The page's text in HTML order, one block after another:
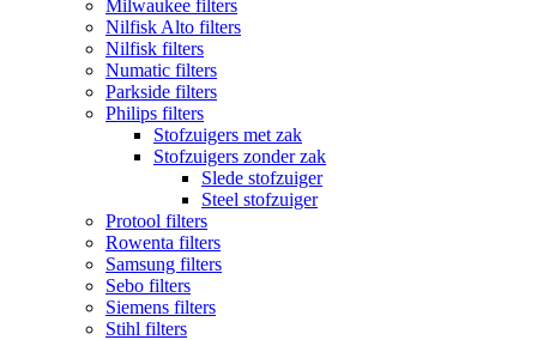
Milwaukee filters
Nilfisk Alto filters
Nilfisk filters
Numatic filters
Parkside filters
Philips filters
Stofzuigers met zak
Stofzuigers zonder zak
Slede stofzuiger
Steel stofzuiger
Protool filters
Rowenta filters
Samsung filters
Sebo filters
Siemens filters
Stihl filters